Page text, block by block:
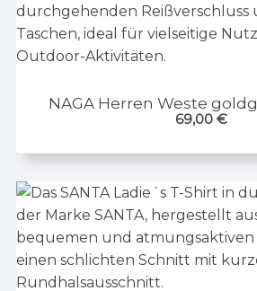
NAGA Herren Weste
69,00 €